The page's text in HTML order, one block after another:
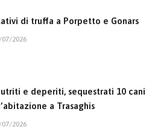
di truffa a Porpetto e Gonars
07/2026
e deperiti, sequestrati 10 cani
a Trasaghis
07/2026